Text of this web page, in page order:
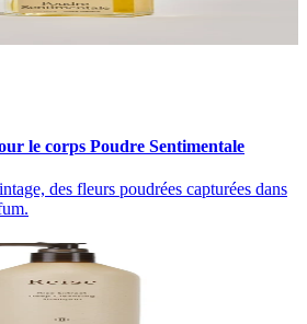
le corps Poudre Sentimentale
des fleurs poudrées capturées dans